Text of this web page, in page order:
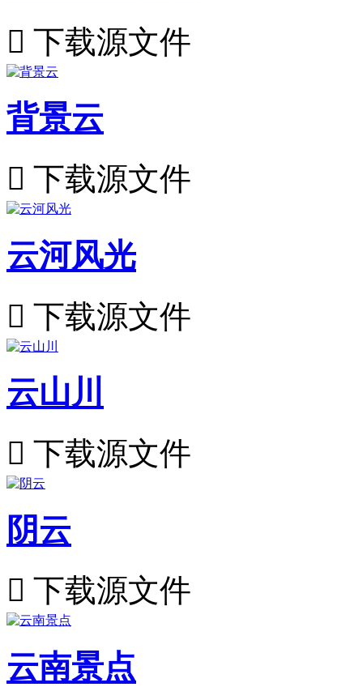
 下载源文件
背景云
 下载源文件
云河风光
 下载源文件
云山川
 下载源文件
阴云
 下载源文件
云南景点